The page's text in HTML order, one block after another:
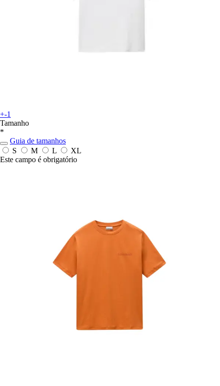
+-1
Tamanho
*
Guia de tamanhos
S
M L
XL
Este campo é obrigatório